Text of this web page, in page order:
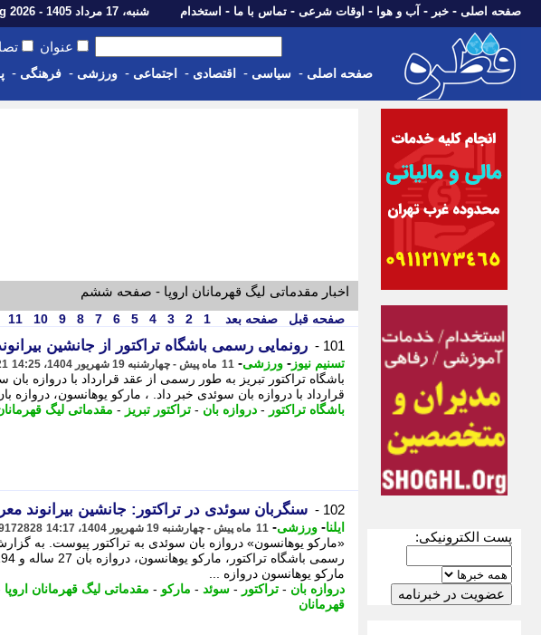
صفحه اصلی - خبر - آب و هوا - اوقات شرعی - تماس با ما - استخدام شنبه، 17 مرداد 1405 - Sat, 08th Aug 2026
عنوان
صفحه اصلی - سیاسی - اقتصادی - اجتماعی - ورزشی - فرهنگی -
پست الکترونیکی:
اخبار مقدماتی لیگ قهرمانان اروپا - صفحه ششم
صفحه قبل صفحه بعد 1
2
3
4
5
6
7
8
9
10
11
101 - رونمایی رسمی باشگاه تراکتور از جانشین
تسنیم نیوز - ورزشی- 11 ماه پیش - چهارشنبه 19 شهریور 1404، 14:25
باشگاه تراکتور تبریز به طور رسمی از عقد قرارداد با دروازه
قرارداد با دروازه بان سوئدی خبر داد. ، مارکو یوهانسون، دروازه
باشگاه تراکتور - دروازه بان - تراکتور تبریز - مقدماتی لیگ
102 - سنگربان سوئدی در تراکتور: جانشین بیرانوند
ایلنا- ورزشی- 11 ماه پیش - چهارشنبه 19 شهریور 1404، 14:17
«مارکو یوهانسون» دروازه بان سوئدی به تراکتور پیوست. به
مارکو یوهانسون دروازه ...
دروازه بان - تراکتور - سوئد - مارکو - مقدماتی لیگ قهرمانان اروپا
قهرمانان